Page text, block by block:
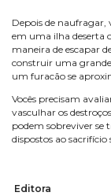
Depois de naufragar,
em uma ilha deserta
maneira de escapar
construir uma
um furacão se
Vocês precisam
vasculhar os
podem sobreviver
dispostos ao
Editora